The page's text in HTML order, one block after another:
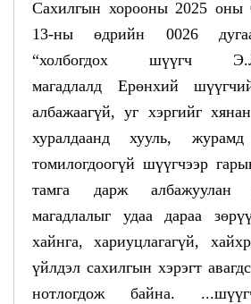
Сахилгын хорооны 2025 оны
13-ны өдрийн 0026
“холбогдох шүүгч
магадлалд Ерөнхий
албажаагүй, уг хэргийг
хуралдаанд хууль,
томилогдоогүй шүүгчээр
тамга дарж албажуулан
магадлалыг удаа дараа
хайнга, хариуцлагагүй,
үйлдэл сахилгын хэрэгт
нотлогдож байна.